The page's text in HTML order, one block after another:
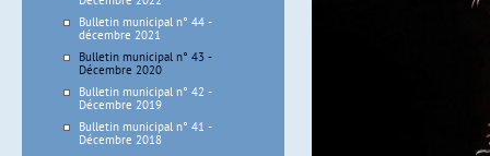
Bulletin municipal n° 44 -
décembre 2021
Bulletin municipal n° 43 -
Décembre 2020
Bulletin municipal n° 42 -
Décembre 2019
Bulletin municipal n° 41 -
Décembre 2018